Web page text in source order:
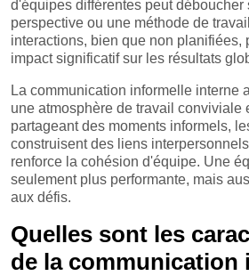
d'équipes différentes peut déboucher
perspective ou une méthode de
interactions, bien que non planifiées,
impact significatif sur les résultats
La communication informelle interne
une atmosphère de travail conviviale
partageant des moments informels,
construisent des liens
renforce la cohésion d'équipe. Une
seulement plus performante, mais
aux défis.
Quelles sont les
de la communication